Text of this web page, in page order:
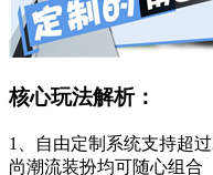
出立体生动的二次元世界。